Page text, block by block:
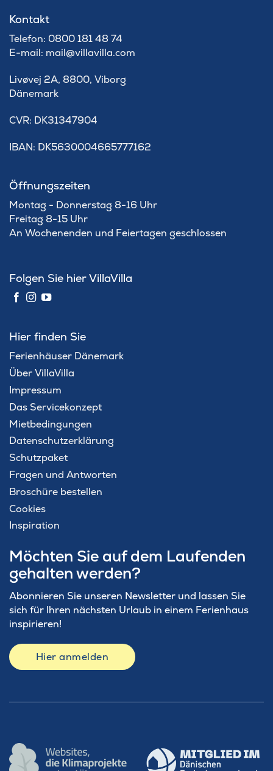
Kontakt
Telefon: 0800 181 48 74
E-mail: mail@villavilla.com
Livøvej 2A, 8800, Viborg
Dänemark
​CVR: DK31347904
IBAN: DK5630004665777162
Öffnungszeiten
Montag - Donnerstag 8-16 Uhr
Freitag 8-15 Uhr
An Wochenenden und Feiertagen geschlossen
Folgen Sie hier VillaVilla
Hier finden Sie
Ferienhäuser Dänemark
Über VillaVilla
Impressum
Das Servicekonzept
Mietbedingungen
Datenschutzerklärung
Schutzpaket
Fragen und Antworten
Broschüre bestellen
Cookies
Inspiration
Möchten Sie auf dem Laufenden
gehalten werden?
Abonnieren Sie unseren Newsletter und lassen Sie
sich für Ihren nächsten Urlaub in einem Ferienhaus
inspirieren!
Hier anmelden